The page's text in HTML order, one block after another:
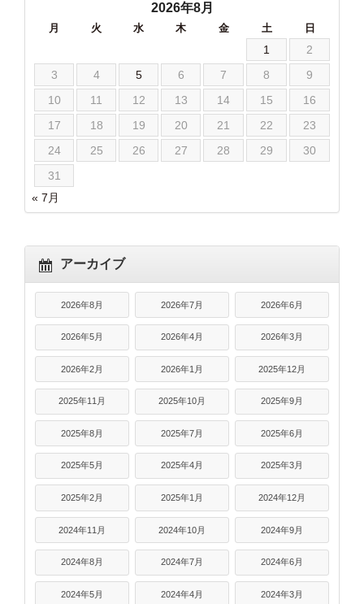
2026年8月
月 火 水 木 金 土 日
1
2
3
4 5 6 7 8
9
10
11 12 13 14 15
16
17
18 19 20 21 22
23
24
25 26 27 28 29
30
31
« 7月
アーカイブ
2026年8月 2026年7月 2026年6月
2026年5月 2026年4月 2026年3月
2026年2月 2026年1月 2025年12月
2025年11月 2025年10月 2025年9月
2025年8月 2025年7月 2025年6月
2025年5月 2025年4月 2025年3月
2025年2月 2025年1月 2024年12月
2024年11月 2024年10月 2024年9月
2024年8月 2024年7月 2024年6月
2024年5月 2024年4月 2024年3月